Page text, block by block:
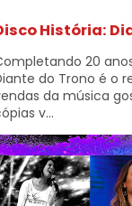
História:
20
do Trono é o
da música
v...